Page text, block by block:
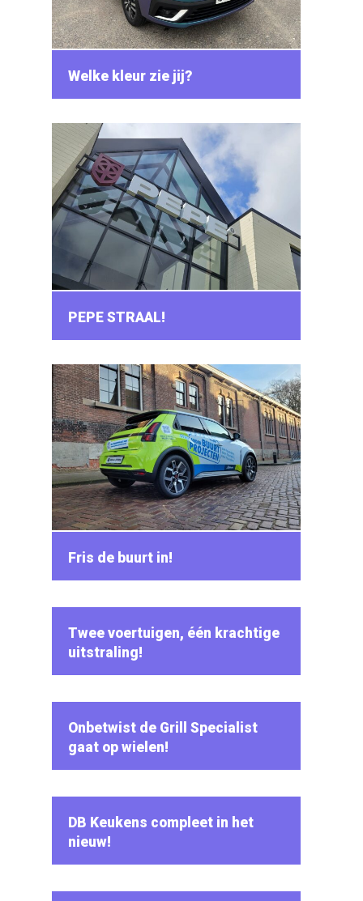
Welke kleur zie jij?
PEPE STRAAL!
Fris de buurt in!
Twee voertuigen, één krachtige
uitstraling!
Onbetwist de Grill Specialist
gaat op wielen!
DB Keukens compleet in het
nieuw!